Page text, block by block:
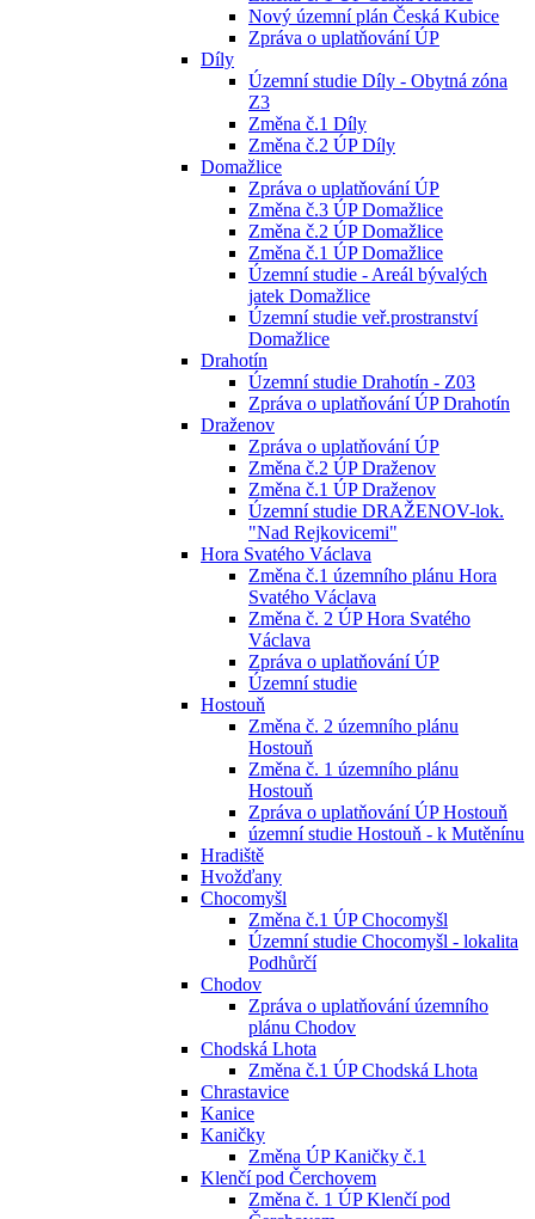
Nový územní plán Česká Kubice
Zpráva o uplatňování ÚP
Díly
Územní studie Díly - Obytná zóna
Z3
Změna č.1 Díly
Změna č.2 ÚP Díly
Domažlice
Zpráva o uplatňování ÚP
Změna č.3 ÚP Domažlice
Změna č.2 ÚP Domažlice
Změna č.1 ÚP Domažlice
Územní studie - Areál bývalých
jatek Domažlice
Územní studie veř.prostranství
Domažlice
Drahotín
Územní studie Drahotín - Z03
Zpráva o uplatňování ÚP Drahotín
Draženov
Zpráva o uplatňování ÚP
Změna č.2 ÚP Draženov
Změna č.1 ÚP Draženov
Územní studie DRAŽENOV-lok.
"Nad Rejkovicemi"
Hora Svatého Václava
Změna č.1 územního plánu Hora
Svatého Václava
Změna č. 2 ÚP Hora Svatého
Václava
Zpráva o uplatňování ÚP
Územní studie
Hostouň
Změna č. 2 územního plánu
Hostouň
Změna č. 1 územního plánu
Hostouň
Zpráva o uplatňování ÚP Hostouň
územní studie Hostouň - k Mutěnínu
Hradiště
Hvožďany
Chocomyšl
Změna č.1 ÚP Chocomyšl
Územní studie Chocomyšl - lokalita
Podhůrčí
Chodov
Zpráva o uplatňování územního
plánu Chodov
Chodská Lhota
Změna č.1 ÚP Chodská Lhota
Chrastavice
Kanice
Kaničky
Změna ÚP Kaničky č.1
Klenčí pod Čerchovem
Změna č. 1 ÚP Klenčí pod